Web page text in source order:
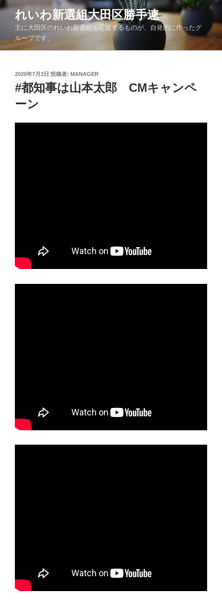
コ
ン
ツ
れいわ新選組大田区勝手連
主に大田区のれいわ新選組を応援するものが、自発的に作ったグ
ループです。
投
稿
日:
2020年7月3日 投稿者: MANAGER
#都知事は山本太郎 CMキャンペ
ーン